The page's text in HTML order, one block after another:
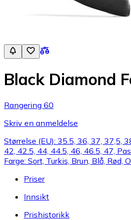
Black Diamond
Rangering 60
Skriv en anmeldelse
Størrelse (EU): 35.5, 36, 37, 37,5,
42, 42.5, 44, 44.5, 46, 46.5, 47,
Farge: Sort, Turkis, Brun, Blå, Rød,
Priser
Innsikt
Prishistorikk